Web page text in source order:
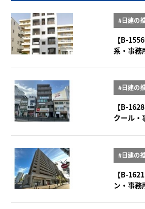
#日建の
【B-
系・事務
#日建の
【B-
クール・
#日建の
【B-
ン・事務